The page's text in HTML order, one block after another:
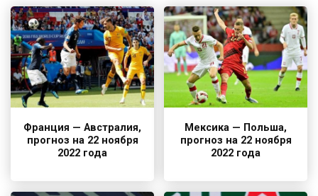
Франция — Австралия,
прогноз на 22 ноября
2022 года
Мексика — Польша,
прогноз на 22 ноября
2022 года